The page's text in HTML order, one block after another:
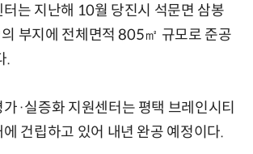
는 지난해 10월 당진시 석문면 삼봉
부지에 전체면적 805㎡ 규모로 준공
.
·실증화 지원센터는 평택 브레인시티
건립하고 있어 내년 완공 예정이다.